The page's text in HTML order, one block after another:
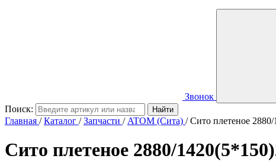
Звонок
Поиск:
Главная /Каталог /Запчасти / ATOM (Сита) /Сито плетеное
Сито плетеное 2880/